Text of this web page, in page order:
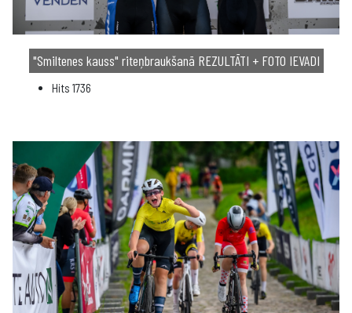
"Smiltenes kauss" riteņbraukšanā REZULTĀTI + FOTO IEVADI
Hits 1736